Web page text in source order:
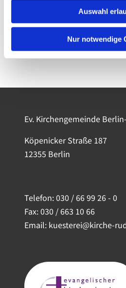
Auswahl
Nur notwendige
Ev. Kirchengemeinde
Köpenicker Straße 187
12355 Berlin
Telefon:030 / 66 99 26 - 0
Fax: 030 / 663 10 66
Email: kuesterei@kirche-